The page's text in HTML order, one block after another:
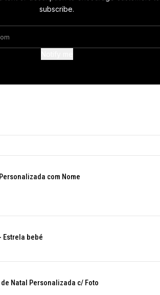
subscribe.
com Nome
Estrela bebé
Natal Personalizada c/ Foto